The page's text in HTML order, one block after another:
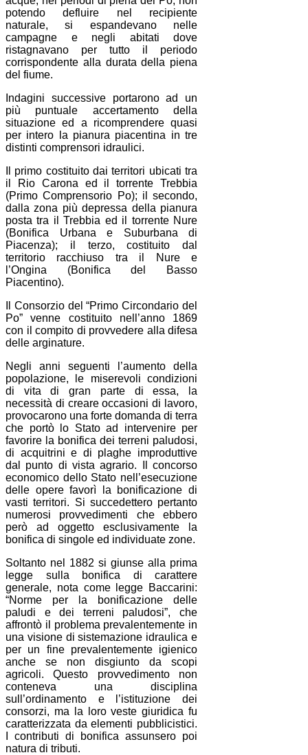
potendo defluire nel recipiente
naturale, si espandevano nelle
campagne e negli abitati dove
ristagnavano per tutto il periodo
corrispondente alla durata della piena
del fiume.
Indagini successive portarono ad un
più puntuale accertamento della
situazione ed a ricomprendere quasi
per intero la pianura piacentina in tre
distinti comprensori idraulici.
Il primo costituito dai territori ubicati tra
il Rio Carona ed il torrente Trebbia
(Primo Comprensorio Po); il secondo,
dalla zona più depressa della pianura
posta tra il Trebbia ed il torrente Nure
(Bonifica Urbana e Suburbana di
Piacenza); il terzo, costituito dal
territorio racchiuso tra il Nure e
l’Ongina (Bonifica del Basso
Piacentino).
Il Consorzio del “Primo Circondario del
Po” venne costituito nell’anno 1869
con il compito di provvedere alla difesa
delle arginature.
Negli anni seguenti l’aumento della
popolazione, le miserevoli condizioni
di vita di gran parte di essa, la
necessità di creare occasioni di lavoro,
provocarono una forte domanda di terra
che portò lo Stato ad intervenire per
favorire la bonifica dei terreni paludosi,
di acquitrini e di plaghe improduttive
dal punto di vista agrario. Il concorso
economico dello Stato nell’esecuzione
delle opere favorì la bonificazione di
vasti territori. Si succedettero pertanto
numerosi provvedimenti che ebbero
però ad oggetto esclusivamente la
bonifica di singole ed individuate zone.
Soltanto nel 1882 si giunse alla prima
legge sulla bonifica di carattere
generale, nota come legge Baccarini:
“Norme per la bonificazione delle
paludi e dei terreni paludosi”, che
affrontò il problema prevalentemente in
una visione di sistemazione idraulica e
per un fine prevalentemente igienico
anche se non disgiunto da scopi
agricoli. Questo provvedimento non
conteneva una disciplina
sull’ordinamento e l’istituzione dei
consorzi, ma la loro veste giuridica fu
caratterizzata da elementi pubblicistici.
I contributi di bonifica assunsero poi
natura di tributi.